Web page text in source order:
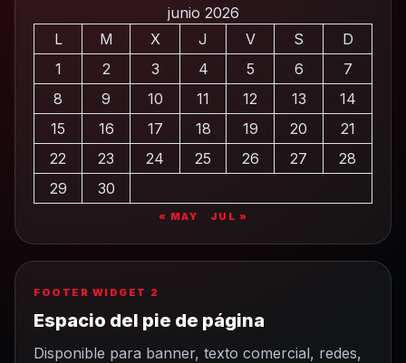
junio 2026
L
M X J V S
D
1
2 3 4 5 6
7
8
9 10 11 12 13
14
15
16 17 18 19 20
21
22
23 24 25 26 27
28
29
30
« MAY JUL »
FOOTER WIDGET 2
Espacio del pie de página
Disponible para banner, texto comercial, redes,